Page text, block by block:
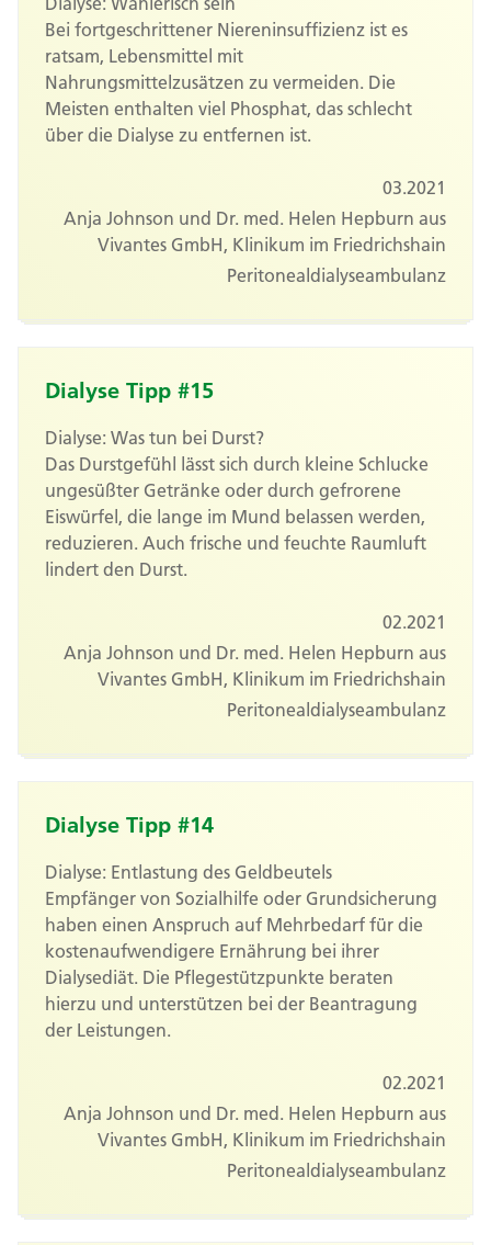
Bei fortgeschrittener Niereninsuffizienz ist es
ratsam, Lebensmittel mit
Nahrungsmittelzusätzen zu vermeiden. Die
Meisten enthalten viel Phosphat, das schlecht
über die Dialyse zu entfernen ist.
03.2021
Anja Johnson und Dr. med. Helen Hepburn aus
Vivantes GmbH, Klinikum im Friedrichshain
Peritonealdialyseambulanz
Dialyse Tipp #15
Dialyse: Was tun bei Durst?
Das Durstgefühl lässt sich durch kleine Schlucke
ungesüßter Getränke oder durch gefrorene
Eiswürfel, die lange im Mund belassen werden,
reduzieren. Auch frische und feuchte Raumluft
lindert den Durst.
02.2021
Anja Johnson und Dr. med. Helen Hepburn aus
Vivantes GmbH, Klinikum im Friedrichshain
Peritonealdialyseambulanz
Dialyse Tipp #14
Dialyse: Entlastung des Geldbeutels
Empfänger von Sozialhilfe oder Grundsicherung
haben einen Anspruch auf Mehrbedarf für die
kostenaufwendigere Ernährung bei ihrer
Dialysediät. Die Pflegestützpunkte beraten
hierzu und unterstützen bei der Beantragung
der Leistungen.
02.2021
Anja Johnson und Dr. med. Helen Hepburn aus
Vivantes GmbH, Klinikum im Friedrichshain
Peritonealdialyseambulanz